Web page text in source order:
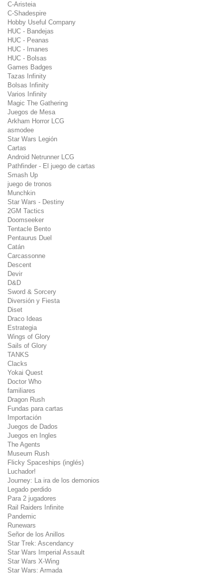
C-Aristeia
C-Shadespire
Hobby Useful Company
HUC - Bandejas
HUC - Peanas
HUC - Imanes
HUC - Bolsas
Games Badges
Tazas Infinity
Bolsas Infinity
Varios Infinity
Magic The Gathering
Juegos de Mesa
Arkham Horror LCG
asmodee
Star Wars Legión
Cartas
Android Netrunner LCG
Pathfinder - El juego de cartas
Smash Up
juego de tronos
Munchkin
Star Wars - Destiny
2GM Tactics
Doomseeker
Tentacle Bento
Pentaurus Duel
Catán
Carcassonne
Descent
Devir
D&D
Sword & Sorcery
Diversión y Fiesta
Diset
Draco Ideas
Estrategia
Wings of Glory
Sails of Glory
TANKS
Clacks
Yokai Quest
Doctor Who
familiares
Dragon Rush
Fundas para cartas
Importación
Juegos de Dados
Juegos en Ingles
The Agents
Museum Rush
Flicky Spaceships (inglés)
Luchador!
Journey: La ira de los demonios
Legado perdido
Para 2 jugadores
Rail Raiders Infinite
Pandemic
Runewars
Señor de los Anillos
Star Trek: Ascendancy
Star Wars Imperial Assault
Star Wars X-Wing
Star Wars: Armada